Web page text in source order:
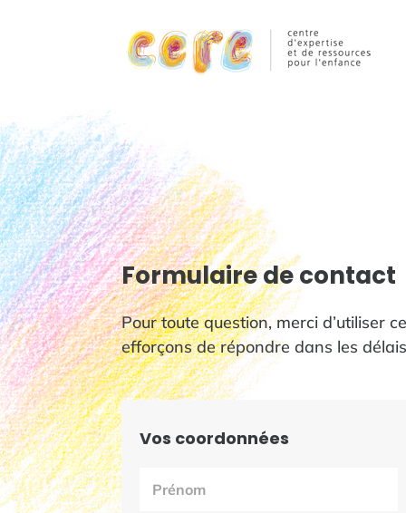
Formulaire de contact
Pour toute question, merci d’utiliser
efforçons de répondre dans les
Vos coordonnées
Nous